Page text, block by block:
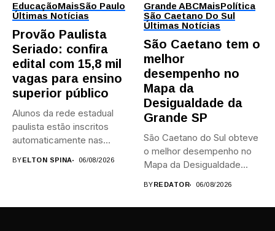
EducaçãoMaisSão Paulo
Últimas Notícias
Provão Paulista
Seriado: confira
edital com 15,8 mil
vagas para ensino
superior público
Alunos da rede estadual
paulista estão inscritos
automaticamente nas
BYELTON SPINA 06/08/2026
Grande ABCMaisPolítica
São Caetano Do Sul
Últimas Notícias
São Caetano tem o
melhor
desempenho no
Mapa da
Desigualdade da
Grande SP
São Caetano do Sul obteve
o melhor desempenho no
Mapa da Desigualdade...
BYREDATOR 06/08/2026